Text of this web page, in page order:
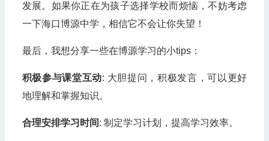
发展。如果你正在为孩子选择学校而烦恼，不妨考虑
一下海口博源中学，相信它不会让你失望！
最后，我想分享一些在博源学习的小tips：
积极参与课堂互动: 大胆提问，积极发言，可以更好
地理解和掌握知识。
合理安排学习时间: 制定学习计划，提高学习效率。